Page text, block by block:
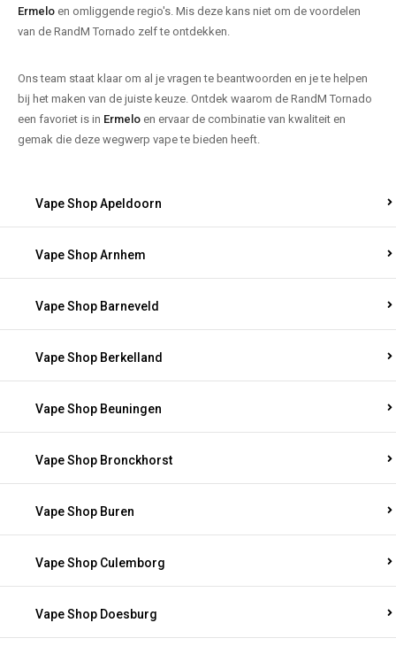
Ermelo en omliggende regio's. Mis deze kans niet om de voordelen
van de RandM Tornado zelf te ontdekken.
Ons team staat klaar om al je vragen te beantwoorden en je te helpen
bij het maken van de juiste keuze. Ontdek waarom de RandM Tornado
een favoriet is in Ermelo en ervaar de combinatie van kwaliteit en
gemak die deze wegwerp vape te bieden heeft.
Vape Shop Apeldoorn
Vape Shop Arnhem
Vape Shop Barneveld
Vape Shop Berkelland
Vape Shop Beuningen
Vape Shop Bronckhorst
Vape Shop Buren
Vape Shop Culemborg
Vape Shop Doesburg